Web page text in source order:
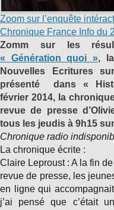
Zoom sur l’enquête
Chronique France Info du
Zomm sur les
« Génération quoi »,
Nouvelles Ecritures
présenté dans «
février 2014, la
revue de presse
tous les jeudis à 9h15
Chronique radio
La chronique écrite :
Claire Leproust : A la fin
revue de presse, les
en ligne qui
j’ai pensé que c’était